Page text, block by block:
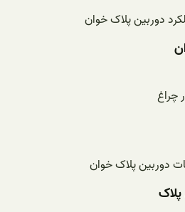
چراغ